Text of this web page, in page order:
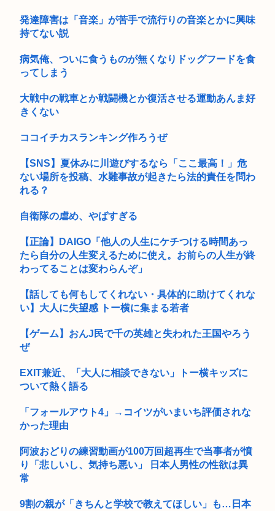
【名探偵プリキュア】ショタロリるるかちゃん可愛すぎるｗｗ
ｗ
大学生ワイ、株で大儲けwww
ずかしい...
発達障害は「音楽」が苦手で流行りの音楽とかに興味
持てない説
病気俺、ついに食うものが無くなりドッグフードを食
ってしまう
大戦中の戦車とか戦闘機とか復活させる運動あんま好
きくない
ココイチカスランキング作ろうぜ
【SNS】夏休みに川遊びするなら「ここ最高！」危
ない場所を投稿、水難事故が起きたら法的責任を問わ
れる？
自衛隊の虐め、やばすぎる
【正論】DAIGO「他人の人生にケチつける時間あっ
たら自分の人生変えるために使え。お前らの人生が終
わってることは変わらんぞ」
【話しても何もしてくれない・具体的に助けてくれな
い】大人に失望感 トー横に集まる若者
【ゲーム】おんJ民で千の英雄と失われた王国やろう
ぜ
EXIT兼近、「大人に相談できない」トー横キッズに
ついて熱く語る
「フォールアウト4」→コイツがいまいち評価されな
かった理由
阿波おどりの練習動画が100万回超再生で当事者が憤
り「悲しいし、気持ち悪い」 日本人男性の性欲は異
常
9割の親が「きちんと学校で教えてほしい」も…日本